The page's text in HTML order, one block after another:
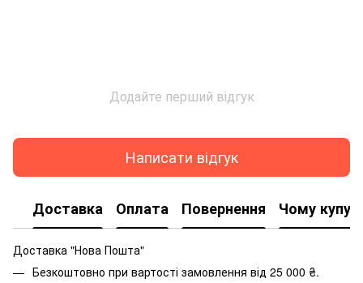
Додайте перший відгук
Написати відгук
Доставка Оплата Повернення Чому
Доставка "Нова Пошта"
Безкоштовно при вартості замовлення від 25 000 ₴.